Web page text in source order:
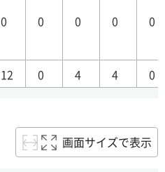
0 0 0 0 0
12 0 4 4 0
画面サイズで表示